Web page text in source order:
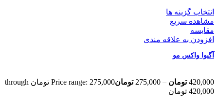
انتخاب گزینه ها
مشاهده سریع
مقایسه
افزودن به علاقه مندی
آگیوا واکس مو
420,000 تومان –
275,000 تومان
Price range: 275,000 تومان through
420,000 تومان